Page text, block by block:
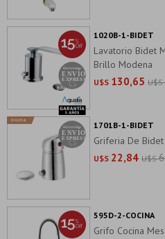
Lavatorio Bidet
Brillo Modena
U$S 130,65 U$S
1020B-1-BIDET
Griferia De
U$S 22,84 U$S
1701B-1-BIDET
Grifo Cocina
595D-2-COCINA